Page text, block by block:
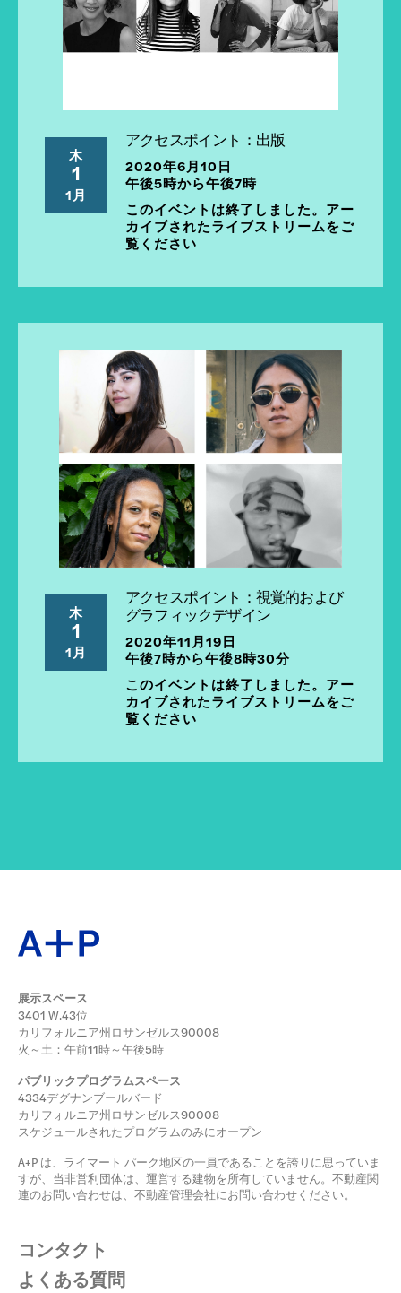
木
1
1月
アクセスポイント：出版
2020年6月10日
午後5時から午後7時
このイベントは終了しました。アー
カイブされたライブストリームをご
覧ください
木
1
1月
アクセスポイント：視覚的および
グラフィックデザイン
2020年11月19日
午後7時から午後8時30分
このイベントは終了しました。アー
カイブされたライブストリームをご
覧ください
展示スペース
3401 W.43位
カリフォルニア州ロサンゼルス90008
火～土：午前11時～午後5時
パブリックプログラムスペース
4334デグナンブールバード
カリフォルニア州ロサンゼルス90008
スケジュールされたプログラムのみにオープン
A+P は、ライマート パーク地区の一員であることを誇りに思っていま
すが、当非営利団体は、運営する建物を所有していません。不動産関
連のお問い合わせは、不動産管理会社にお問い合わせください。
コンタクト
よくある質問